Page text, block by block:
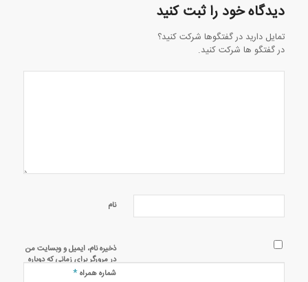
دیدگاه خود را ثبت کنید
تمایل دارید در گفتگوها شرکت کنید؟
در گفتگو ها شرکت کنید.
نام
ذخیره نام، ایمیل و وبسایت من
در مرورگر برای زمانی که دوباره
دیدگاهی می‌نویسم.
شماره همراه*